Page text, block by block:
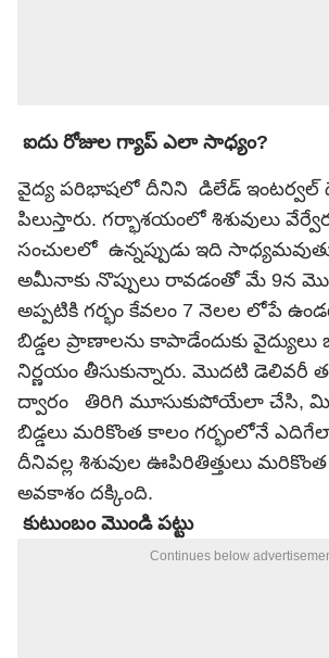
ఐదు రోజుల గ్యాప్ ఎలా సాధ్యం?
వైద్య పరిభాషలో దీనిని డిలేడ్ ఇంటర్వల్
పిలుస్తారు. గర్భాశయంలో శిశువులు
సంచులలో ఉన్నప్పుడు ఇది
అమీనాకు నొప్పులు రావడంతో మే 9న
అప్పటికి గర్భం కేవలం 7 నెలల లోపే
బిడ్డల ప్రాణాలను కాపాడేందుకు
నిర్ణయం తీసుకున్నారు. మొదటి డెలివరీ
ద్వారం తిరిగి మూసుకుపోయేలా చేసి,
బిడ్డలు మరికొంత కాలం గర్భంలోనే ఎదిగేలా
దీనివల్ల శిశువుల ఊపిరితిత్తులు
అవకాశం దక్కింది.
కుటుంబం మొండి పట్టు
Continues below